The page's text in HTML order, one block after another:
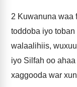
2 Kuwanuna waa
toddoba iyo
walaalihiis,
iyo Silfah oo
xaggooda war